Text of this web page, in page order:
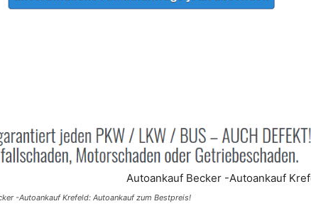
-Autoankauf Krefeld: Autoankauf zum Bestpreis!